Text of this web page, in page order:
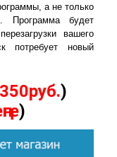
а не только
Программа будет
вашего
потребует новый
350руб.)
)